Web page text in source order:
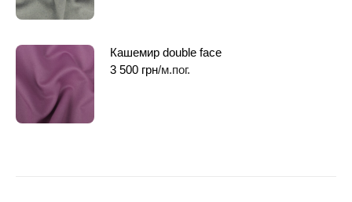
Кашемир double face
3 500 грн/м.пог.